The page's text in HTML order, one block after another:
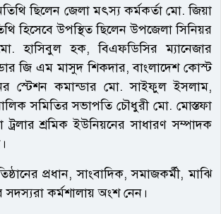
ছিলেন জেলা মৎস্য কর্মকর্তা মো. জিয়া
হিসেবে উপস্থিত ছিলেন উপজেলা সিনিয়র
হাসিবুল হক, বিএফডিসির ম্যানেজার
জি এম মাসুদ শিকদার, বাংলাদেশ কোস্ট
স্টেশন কমান্ডার মো. সাইফুল ইসলাম,
সমিতির সভাপতি চৌধুরী মো. মোস্তফা
শ্রমিক ইউনিয়নের সাধারণ সম্পাদক
প্রধান, সাংবাদিক, সমাজকর্মী, মাঝি
কর্মশালায় অংশ নেন।